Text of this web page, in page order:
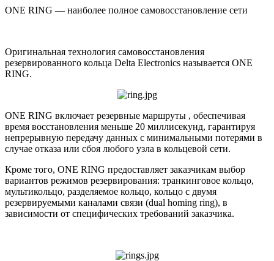
ONE RING — наиболее полное самовосстановление сети
Оригинальная технология самовосстановления
резервированного кольца Delta Electronics называется ONE
RING.
ONE RING включает резервные маршруты , обеспечивая
время восстановления меньше 20 миллисекунд, гарантируя
непрерывную передачу данных с минимальными потерями в
случае отказа или сбоя любого узла в кольцевой сети.
Кроме того, ONE RING предоставляет заказчикам выбор
вариантов режимов резервирования: транкинговое кольцо,
мультикольцо, разделяемое кольцо, кольцо с двумя
резервируемыми каналами связи (dual homing ring), в
зависимости от специфических требований заказчика.